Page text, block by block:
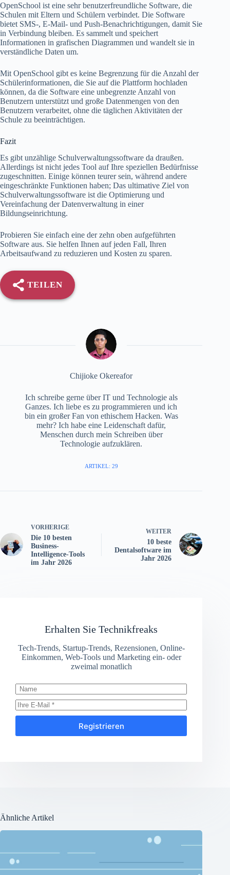
OpenSchool ist eine sehr benutzerfreundliche Software, die
Schulen mit Eltern und Schülern verbindet. Die Software
bietet SMS-, E-Mail- und Push-Benachrichtigungen, damit Sie
in Verbindung bleiben. Es sammelt und speichert
Informationen in grafischen Diagrammen und wandelt sie in
verständliche Daten um.
Mit OpenSchool gibt es keine Begrenzung für die Anzahl der
Schülerinformationen, die Sie auf die Plattform hochladen
können, da die Software eine unbegrenzte Anzahl von
Benutzern unterstützt und große Datenmengen von den
Benutzern verarbeitet, ohne die täglichen Aktivitäten der
Schule zu beeinträchtigen.
Fazit
Es gibt unzählige Schulverwaltungssoftware da draußen.
Allerdings ist nicht jedes Tool auf Ihre speziellen Bedürfnisse
zugeschnitten. Einige können teurer sein, während andere
eingeschränkte Funktionen haben; Das ultimative Ziel von
Schulverwaltungssoftware ist die Optimierung und
Vereinfachung der Datenverwaltung in einer
Bildungseinrichtung.
Probieren Sie einfach eine der zehn oben aufgeführten
Software aus. Sie helfen Ihnen auf jeden Fall, Ihren
Arbeitsaufwand zu reduzieren und Kosten zu sparen.
TEILEN
Chijioke Okereafor
Ich schreibe gerne über IT und Technologie als
Ganzes. Ich liebe es zu programmieren und ich
bin ein großer Fan von ethischem Hacken. Was
mehr? Ich habe eine Leidenschaft dafür,
Menschen durch mein Schreiben über
Technologie aufzuklären.
ARTIKEL: 29
VORHERIGE
Die 10 besten
Business-
Intelligence-Tools
im Jahr 2026
WEITER
10 beste
Dentalsoftware im
Jahr 2026
Erhalten Sie Technikfreaks
Tech-Trends, Startup-Trends, Rezensionen, Online-
Einkommen, Web-Tools und Marketing ein- oder
zweimal monatlich
Registrieren
Ähnliche Artikel